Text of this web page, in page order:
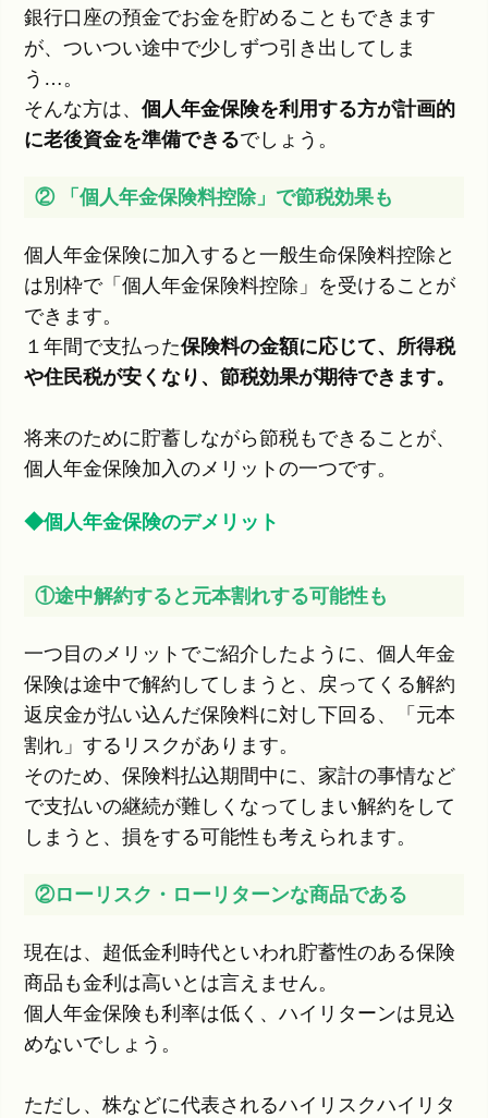
銀行口座の預金でお金を貯めることもできます
が、ついつい途中で少しずつ引き出してしま
う…。
そんな方は、個人年金保険を利用する方が計画的
に老後資金を準備できるでしょう。
② 「個人年金保険料控除」で節税効果も
個人年金保険に加入すると一般生命保険料控除と
は別枠で「個人年金保険料控除」を受けることが
できます。
１年間で支払った保険料の金額に応じて、所得税
や住民税が安くなり、節税効果が期待できます。
将来のために貯蓄しながら節税もできることが、
個人年金保険加入のメリットの一つです。
◆個人年金保険のデメリット
①途中解約すると元本割れする可能性も
一つ目のメリットでご紹介したように、個人年金
保険は途中で解約してしまうと、戻ってくる解約
返戻金が払い込んだ保険料に対し下回る、「元本
割れ」するリスクがあります。
そのため、保険料払込期間中に、家計の事情など
で支払いの継続が難しくなってしまい解約をして
しまうと、損をする可能性も考えられます。
②ローリスク・ローリターンな商品である
現在は、超低金利時代といわれ貯蓄性のある保険
商品も金利は高いとは言えません。
個人年金保険も利率は低く、ハイリターンは見込
めないでしょう。
ただし、株などに代表されるハイリスクハイリタ